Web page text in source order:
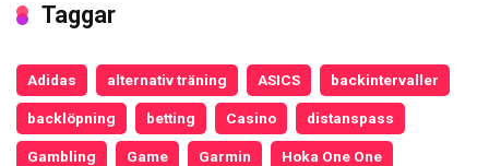
Taggar
Adidas alternativ träning ASICS backintervaller
backlöpning betting Casino distanspass
Gambling Game Garmin Hoka One One